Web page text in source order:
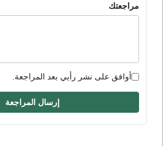
مراجعتك
أوافق على نشر رأيي بعد المراجعة.
إرسال المراجعة